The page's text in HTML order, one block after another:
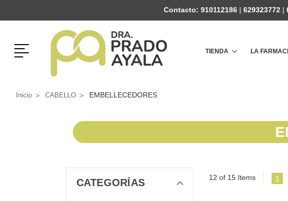
Contacto: 910112186| 629323772|
Menú TIENDA LA
Inicio CABELLO EMBELLECEDORES
CATEGORÍAS 12 of 15 Items 1